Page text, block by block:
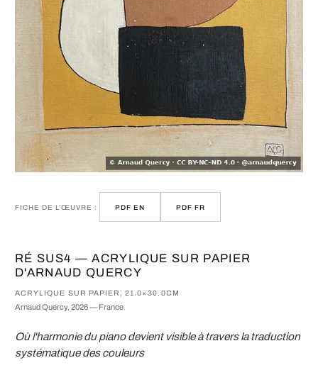
FICHE DE L’ŒUVRE : PDF EN PDF FR
RÉ SUS4 — ACRYLIQUE SUR PAPIER
D'ARNAUD QUERCY
ACRYLIQUE SUR PAPIER, 21.0×30.0CM
Arnaud Quercy, 2026 — France
Où l'harmonie du piano devient visible à travers la traduction
systématique des couleurs